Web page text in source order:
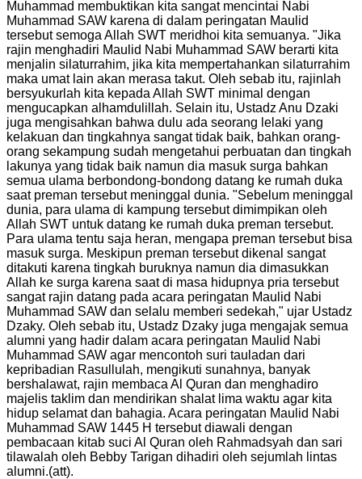
Muhammad membuktikan kita sangat mencintai Nabi
Muhammad SAW karena di dalam peringatan Maulid
tersebut semoga Allah SWT meridhoi kita semuanya. "Jika
rajin menghadiri Maulid Nabi Muhammad SAW berarti kita
menjalin silaturrahim, jika kita mempertahankan silaturrahim
maka umat lain akan merasa takut. Oleh sebab itu, rajinlah
bersyukurlah kita kepada Allah SWT minimal dengan
mengucapkan alhamdulillah. Selain itu, Ustadz Anu Dzaki
juga mengisahkan bahwa dulu ada seorang lelaki yang
kelakuan dan tingkahnya sangat tidak baik, bahkan orang-
orang sekampung sudah mengetahui perbuatan dan tingkah
lakunya yang tidak baik namun dia masuk surga bahkan
semua ulama berbondong-bondong datang ke rumah duka
saat preman tersebut meninggal dunia. "Sebelum meninggal
dunia, para ulama di kampung tersebut dimimpikan oleh
Allah SWT untuk datang ke rumah duka preman tersebut.
Para ulama tentu saja heran, mengapa preman tersebut bisa
masuk surga. Meskipun preman tersebut dikenal sangat
ditakuti karena tingkah buruknya namun dia dimasukkan
Allah ke surga karena saat di masa hidupnya pria tersebut
sangat rajin datang pada acara peringatan Maulid Nabi
Muhammad SAW dan selalu memberi sedekah," ujar Ustadz
Dzaky. Oleh sebab itu, Ustadz Dzaky juga mengajak semua
alumni yang hadir dalam acara peringatan Maulid Nabi
Muhammad SAW agar mencontoh suri tauladan dari
kepribadian Rasullulah, mengikuti sunahnya, banyak
bershalawat, rajin membaca Al Quran dan menghadiro
majelis taklim dan mendirikan shalat lima waktu agar kita
hidup selamat dan bahagia. Acara peringatan Maulid Nabi
Muhammad SAW 1445 H tersebut diawali dengan
pembacaan kitab suci Al Quran oleh Rahmadsyah dan sari
tilawalah oleh Bebby Tarigan dihadiri oleh sejumlah lintas
alumni.(att).